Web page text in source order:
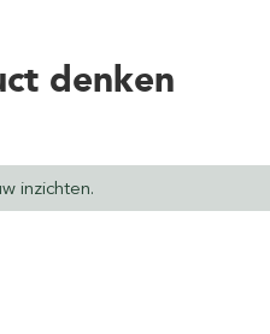
denken
inzichten.